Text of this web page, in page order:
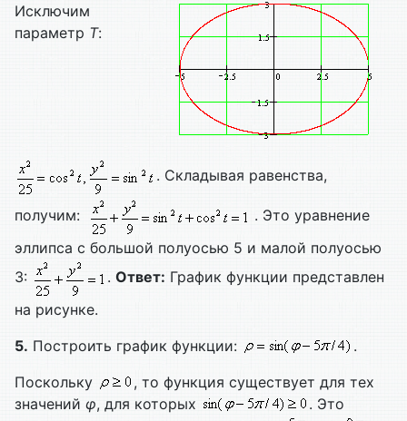
Исключим
параметр T:
. Складывая равенства,
получим:
. Это уравнение
эллипса с большой полуосью 5 и малой полуосью
3:
. Ответ: График функции представлен
на рисунке.
5. Построить график функции: .
Поскольку
, то функция существует для тех
значений φ, для которых
. Это